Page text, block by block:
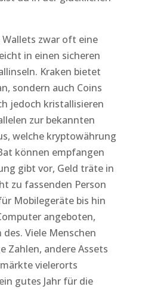
zwar oft eine
in einen sicheren
Kraken bietet
sondern auch Coins
jedoch kristallisieren
zur bekannten
welche kryptowährung
können empfangen
gibt vor, Geld träte in
zu fassenden Person
Mobilegeräte bis hin
angeboten,
Viele Menschen
Zahlen, andere Assets
vielerorts
gutes Jahr für die